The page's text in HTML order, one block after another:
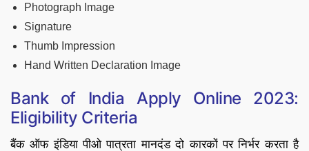
Photograph Image
Signature
Thumb Impression
Hand Written Declaration Image
Bank of India Apply Online 2023:
Eligibility Criteria
बैंक ऑफ इंडिया पीओ पात्रता मानदंड दो कारकों पर निर्भर करता है